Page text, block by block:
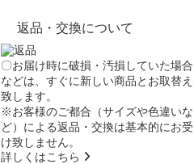
返品・交換について
〇お届け時に破損・汚損していた場合
などは、すぐに新しい商品とお取替え
致します。
※お客様のご都合（サイズや色違いな
ど）による返品・交換は基本的にお受
け致しません。
詳しくはこちら